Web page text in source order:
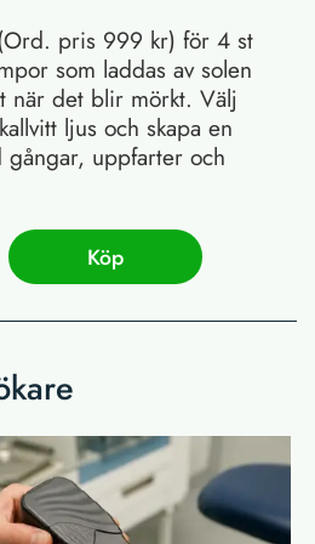
pris 999 kr) för 4 st
som laddas av solen
när det blir mörkt. Välj
ljus och skapa en
uppfarter och
Köp